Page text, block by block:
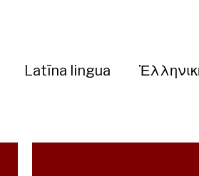
Latīna lingua